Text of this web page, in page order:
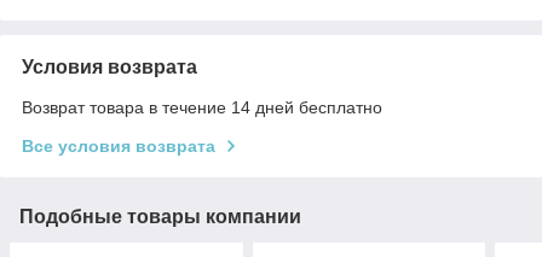
Условия возврата
Возврат товара в течение 14 дней бесплатно
Все условия возврата
Подобные товары компании